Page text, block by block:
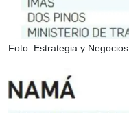
Foto: Estrategia y Negocios